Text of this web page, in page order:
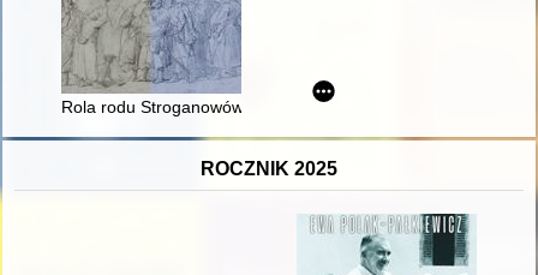
Rola rodu Stroganowów w początkowym etapie podboju
ROCZNIK 2025